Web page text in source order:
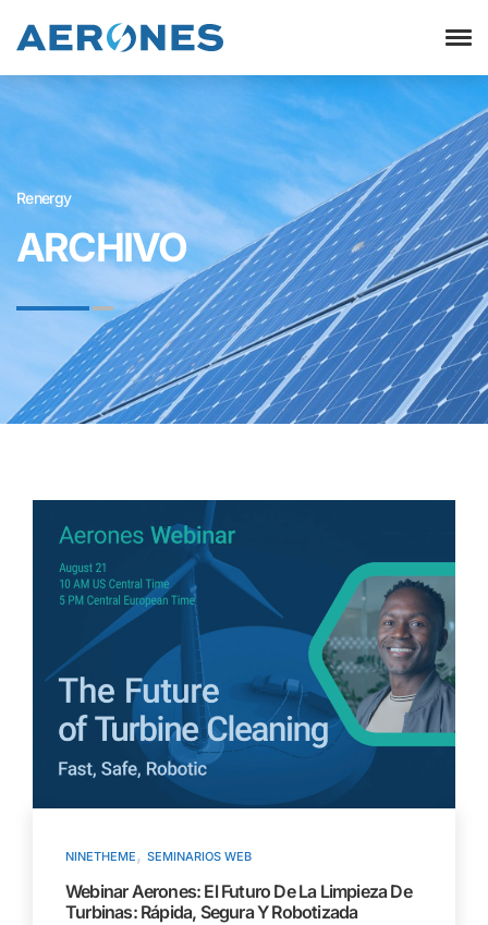
Renergy
ARCHIVO
NINETHEME , SEMINARIOS WEB
Webinar Aerones: El Futuro De La Limpieza De
Turbinas: Rápida, Segura Y Robotizada